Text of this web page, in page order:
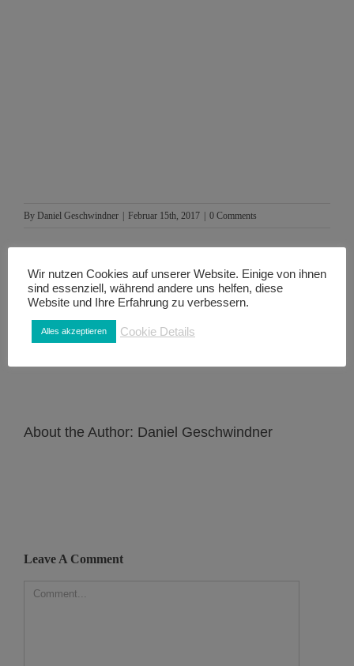
By Daniel Geschwindner Februar 15th, 2017 0 Comments
Wähle deine Plattform, um diese Seite zu
About the Author: Daniel Geschwindner
Leave A Comment
Wir nutzen Cookies auf unserer Website. Einige von ihnen
sind essenziell, während andere uns helfen, diese
Website und Ihre Erfahrung zu verbessern.
Alles akzeptieren Cookie Details